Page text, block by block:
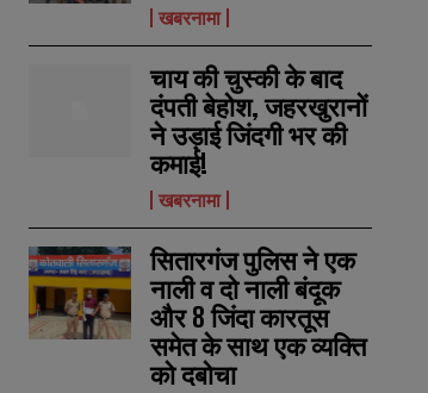
खबरनामा
चाय की चुस्की के बाद
दंपती बेहोश, जहरखुरानों
ने उड़ाई जिंदगी भर की
कमाई!
खबरनामा
सितारगंज पुलिस ने एक
नाली व दो नाली बंदूक
और 8 जिंदा कारतूस
समेत के साथ एक व्यक्ति
को दबोचा